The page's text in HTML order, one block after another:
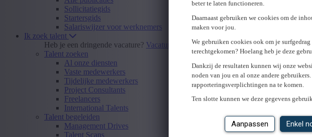
beter te laten functioneren.
Daarnaast gebruiken we cookies om de
maken voor jou.
We gebruiken cookies ook om je
terechtgekomen? Hoelang heb je deze
Dankzij de resultaten kunnen wij onze
noden van jou en al onze andere
rapporteringsverplichtingen na te komen.
Ten slotte kunnen we deze gegevens
Aanpassen Enkel
Sollicitatiegids
Startersgids
Salariswijzer voor werknemers
Ik zoek talent
Heb je een dringende vacature? Vacature insturen
Talent zoeken
Al onze diensten
Vaste medewerkers
Tijdelijke medewerkers
Project Consultants
Freelancers
International Talents
Talent begeleiden
Management Drives
Talent Scans